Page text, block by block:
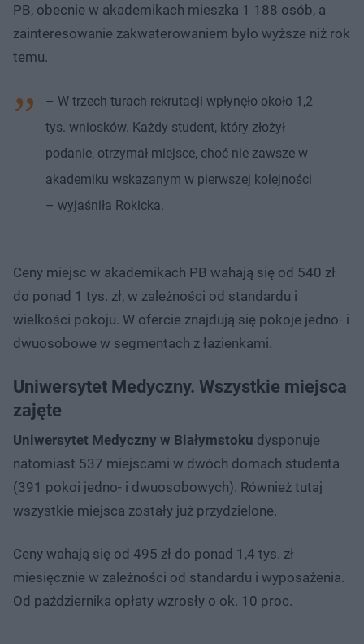
PB, obecnie w akademikach mieszka 1 188 osób, a
zainteresowanie zakwaterowaniem było wyższe niż rok
temu.
– W trzech turach rekrutacji wpłynęło około 1,2
tys. wniosków. Każdy student, który złożył
podanie, otrzymał miejsce, choć nie zawsze w
akademiku wskazanym w pierwszej kolejności
– wyjaśniła Rokicka.
Ceny miejsc w akademikach PB wahają się od 540 zł
do ponad 1 tys. zł, w zależności od standardu i
wielkości pokoju. W ofercie znajdują się pokoje jedno- i
dwuosobowe w segmentach z łazienkami.
Uniwersytet Medyczny. Wszystkie miejsca
zajęte
Uniwersytet Medyczny w Białymstoku dysponuje
natomiast 537 miejscami w dwóch domach studenta
(391 pokoi jedno- i dwuosobowych). Również tutaj
wszystkie miejsca zostały już przydzielone.
Ceny wahają się od 495 zł do ponad 1,4 tys. zł
miesięcznie w zależności od standardu i wyposażenia.
Od października opłaty wzrosły o ok. 10 proc.